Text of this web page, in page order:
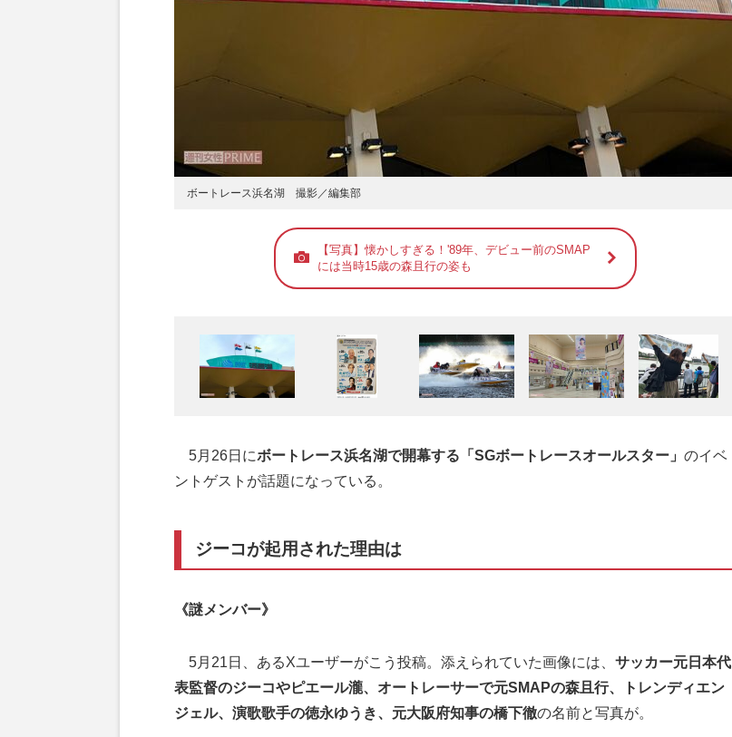
ボートレース浜名湖 撮影／編集部
【写真】懐かしすぎる！'89年、デビュー前のSMAP
には当時15歳の森且行の姿も
5月26日にボートレース浜名湖で開幕する「SGボートレースオールスター」 のイベ
ントゲストが話題になっている。
ジーコが起用された理由は
《謎メンバー》
5月21日、あるXユーザーがこう投稿。添えられていた画像には、 サッカー元日本代
表監督のジーコやピエール瀧、オートレーサーで元SMAPの森且行、トレンディエン
ジェル、演歌歌手の徳永ゆうき、元大阪府知事の橋下徹の名前と写真が。